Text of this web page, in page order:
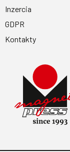
Inzercia
GDPR
Kontakty